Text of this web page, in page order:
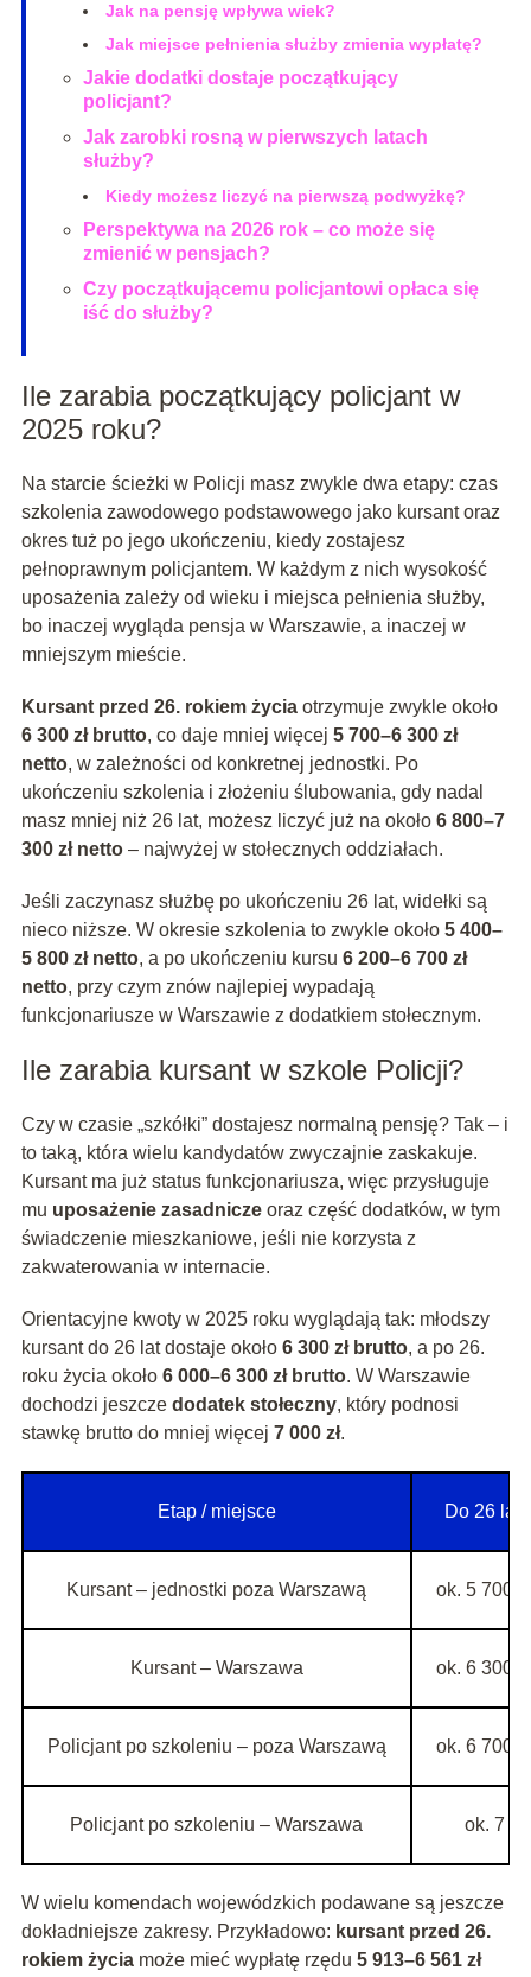
Jak na pensję wpływa wiek?
Jak miejsce pełnienia służby zmienia wypłatę?
Jakie dodatki dostaje początkujący
policjant?
Jak zarobki rosną w pierwszych latach
służby?
Kiedy możesz liczyć na pierwszą podwyżkę?
Perspektywa na 2026 rok – co może się
zmienić w pensjach?
Czy początkującemu policjantowi opłaca się
iść do służby?
Ile zarabia początkujący policjant w
2025 roku?
Na starcie ścieżki w Policji masz zwykle dwa etapy: czas
szkolenia zawodowego podstawowego jako kursant oraz
okres tuż po jego ukończeniu, kiedy zostajesz
pełnoprawnym policjantem. W każdym z nich wysokość
uposażenia zależy od wieku i miejsca pełnienia służby,
bo inaczej wygląda pensja w Warszawie, a inaczej w
mniejszym mieście.
Kursant przed 26. rokiem życiaotrzymuje zwykle około
6 300 zł brutto, co daje mniej więcej 5 700–6 300 zł
netto, w zależności od konkretnej jednostki. Po
ukończeniu szkolenia i złożeniu ślubowania, gdy nadal
masz mniej niż 26 lat, możesz liczyć już na około 6 800–7
300 zł netto– najwyżej w stołecznych oddziałach.
Jeśli zaczynasz służbę po ukończeniu 26 lat, widełki są
nieco niższe. W okresie szkolenia to zwykle około 5 400–
5 800 zł netto, a po ukończeniu kursu 6 200–6 700 zł
netto, przy czym znów najlepiej wypadają
funkcjonariusze w Warszawie z dodatkiem stołecznym.
Ile zarabia kursant w szkole Policji?
Czy w czasie „szkółki” dostajesz normalną pensję? Tak – i
to taką, która wielu kandydatów zwyczajnie zaskakuje.
Kursant ma już status funkcjonariusza, więc przysługuje
mu uposażenie zasadniczeoraz część dodatków, w tym
świadczenie mieszkaniowe, jeśli nie korzysta z
zakwaterowania w internacie.
Orientacyjne kwoty w 2025 roku wyglądają tak: młodszy
kursant do 26 lat dostaje około 6 300 zł brutto, a po 26.
roku życia około 6 000–6 300 zł brutto. W Warszawie
dochodzi jeszcze dodatek stołeczny, który podnosi
stawkę brutto do mniej więcej 7 000 zł.
Etap / miejsce Do 26 lat
Kursant – jednostki poza Warszawą ok. 5
Kursant – Warszawa ok. 6
Policjant po szkoleniu – poza Warszawą ok. 6
Policjant po szkoleniu – Warszawa ok. 7
W wielu komendach wojewódzkich podawane są jeszcze
dokładniejsze zakresy. Przykładowo: kursant przed 26.
rokiem życiamoże mieć wypłatę rzędu 5 913–6 561 zł